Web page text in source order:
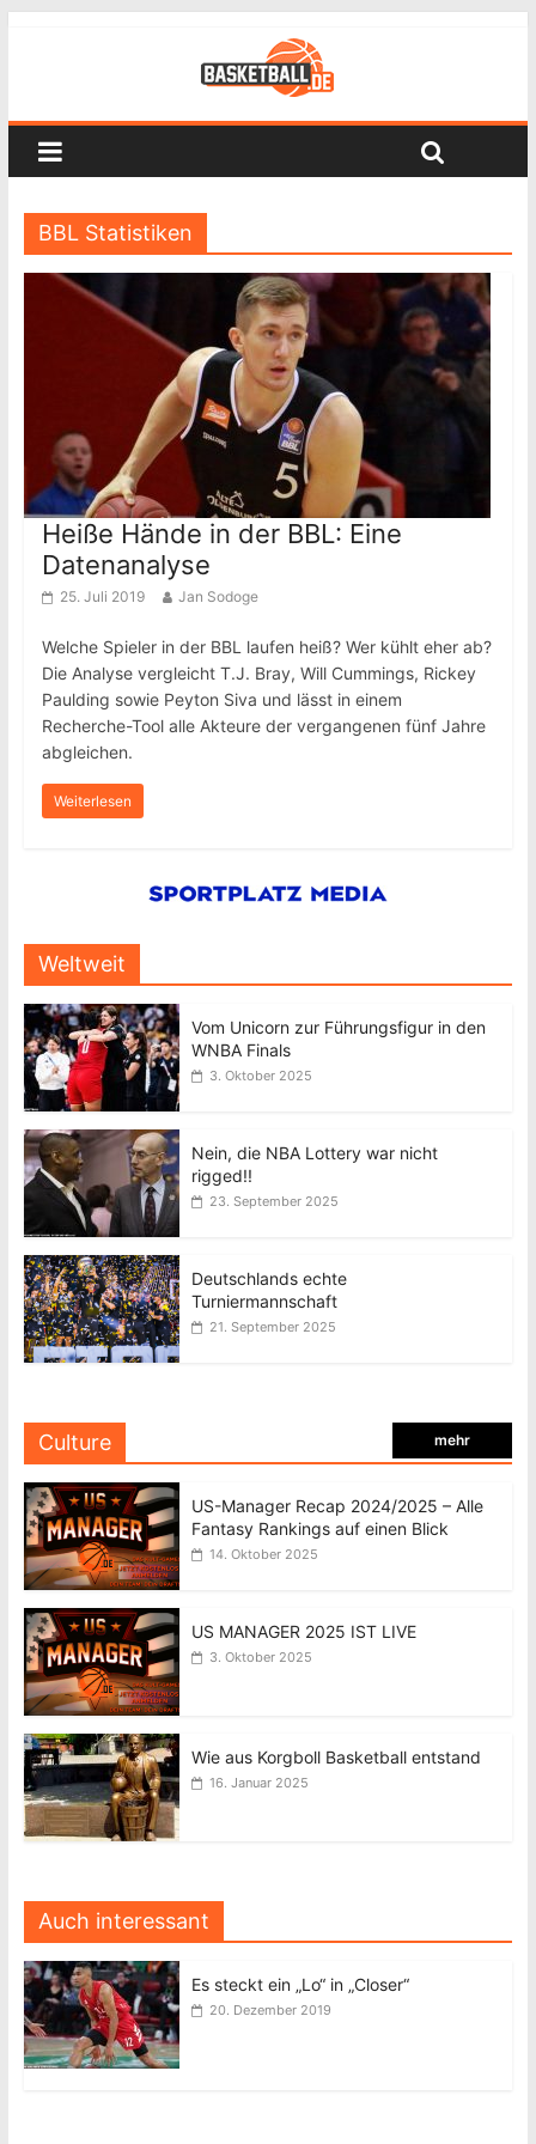
BBL Statistiken
Heiße Hände in der BBL: Eine
Datenanalyse
25. Juli 2019 Jan Sodoge
Welche Spieler in der BBL laufen heiß? Wer kühlt eher ab?
Die Analyse vergleicht T.J. Bray, Will Cummings, Rickey
Paulding sowie Peyton Siva und lässt in einem
Recherche-Tool alle Akteure der vergangenen fünf Jahre
abgleichen.
Weiterlesen
Weltweit
Vom Unicorn zur Führungsfigur in den
WNBA Finals
3. Oktober 2025
Nein, die NBA Lottery war nicht
rigged!!
23. September 2025
Deutschlands echte
Turniermannschaft
21. September 2025
Culture mehr
US-Manager Recap 2024/2025 – Alle
Fantasy Rankings auf einen Blick
14. Oktober 2025
US MANAGER 2025 IST LIVE
3. Oktober 2025
Wie aus Korgboll Basketball entstand
16. Januar 2025
Auch interessant
Es steckt ein „Lo“ in „Closer“
20. Dezember 2019